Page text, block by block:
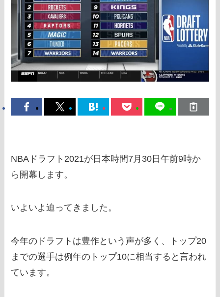
NBAドラフト2021が日本時間7月30日午前9時か
ら開幕します。
いよいよ迫ってきました。
今年のドラフトは豊作という声が多く、トップ20
までの選手は例年のトップ10に相当すると言われ
ています。